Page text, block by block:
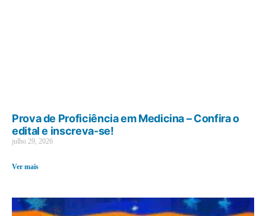
Prova de Proficiência em Medicina – Confira o
edital e inscreva-se!
julho 29, 2026
Ver mais